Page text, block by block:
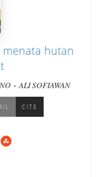
menata hutan
-ALI SOFIAWAN
CITE